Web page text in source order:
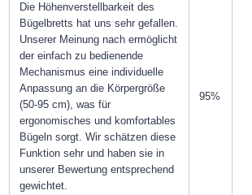
Die Höhenverstellbarkeit des
Bügelbretts hat uns sehr gefallen.
Unserer Meinung nach ermöglicht
der einfach zu bedienende
Mechanismus eine individuelle
Anpassung an die Körpergröße
(50-95 cm), was für
ergonomisches und komfortables
Bügeln sorgt. Wir schätzen diese
Funktion sehr und haben sie in
unserer Bewertung entsprechend
gewichtet.
95%